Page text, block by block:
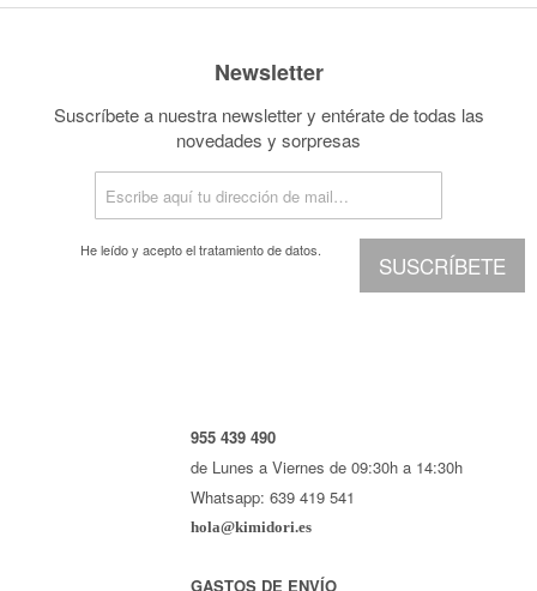
Newsletter
Suscríbete a nuestra newsletter y entérate de todas las
novedades y sorpresas
SUSCRÍBETE
He leído y acepto eltratamiento de datos.
955 439 490
de Lunes a Viernes de 09:30h a 14:30h
Whatsapp: 639 419 541
hola@kimidori.es
GASTOS DE ENVÍO